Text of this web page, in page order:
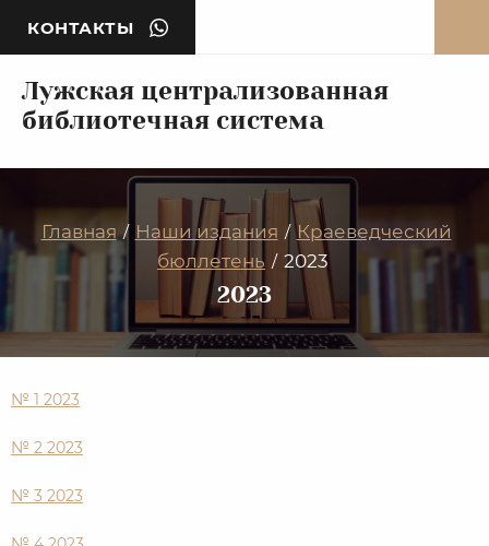
КОНТАКТЫ
Лужская централизованная
библиотечная система
Главная / Наши издания / Краеведческий
бюллетень / 2023
2023
№ 1 2023
№ 2 2023
№ 3 2023